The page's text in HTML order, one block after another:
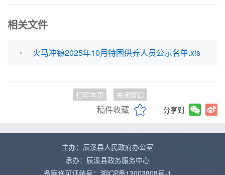
相关文件
火马冲镇2025年10月特困供养人员公示名单.xls
打印本页 关闭窗口
稿件收藏 分享到
主办：辰溪县人民政府办公室
承办：辰溪县政务服务中心
备案许可证编号：湘ICP备13003808号-1